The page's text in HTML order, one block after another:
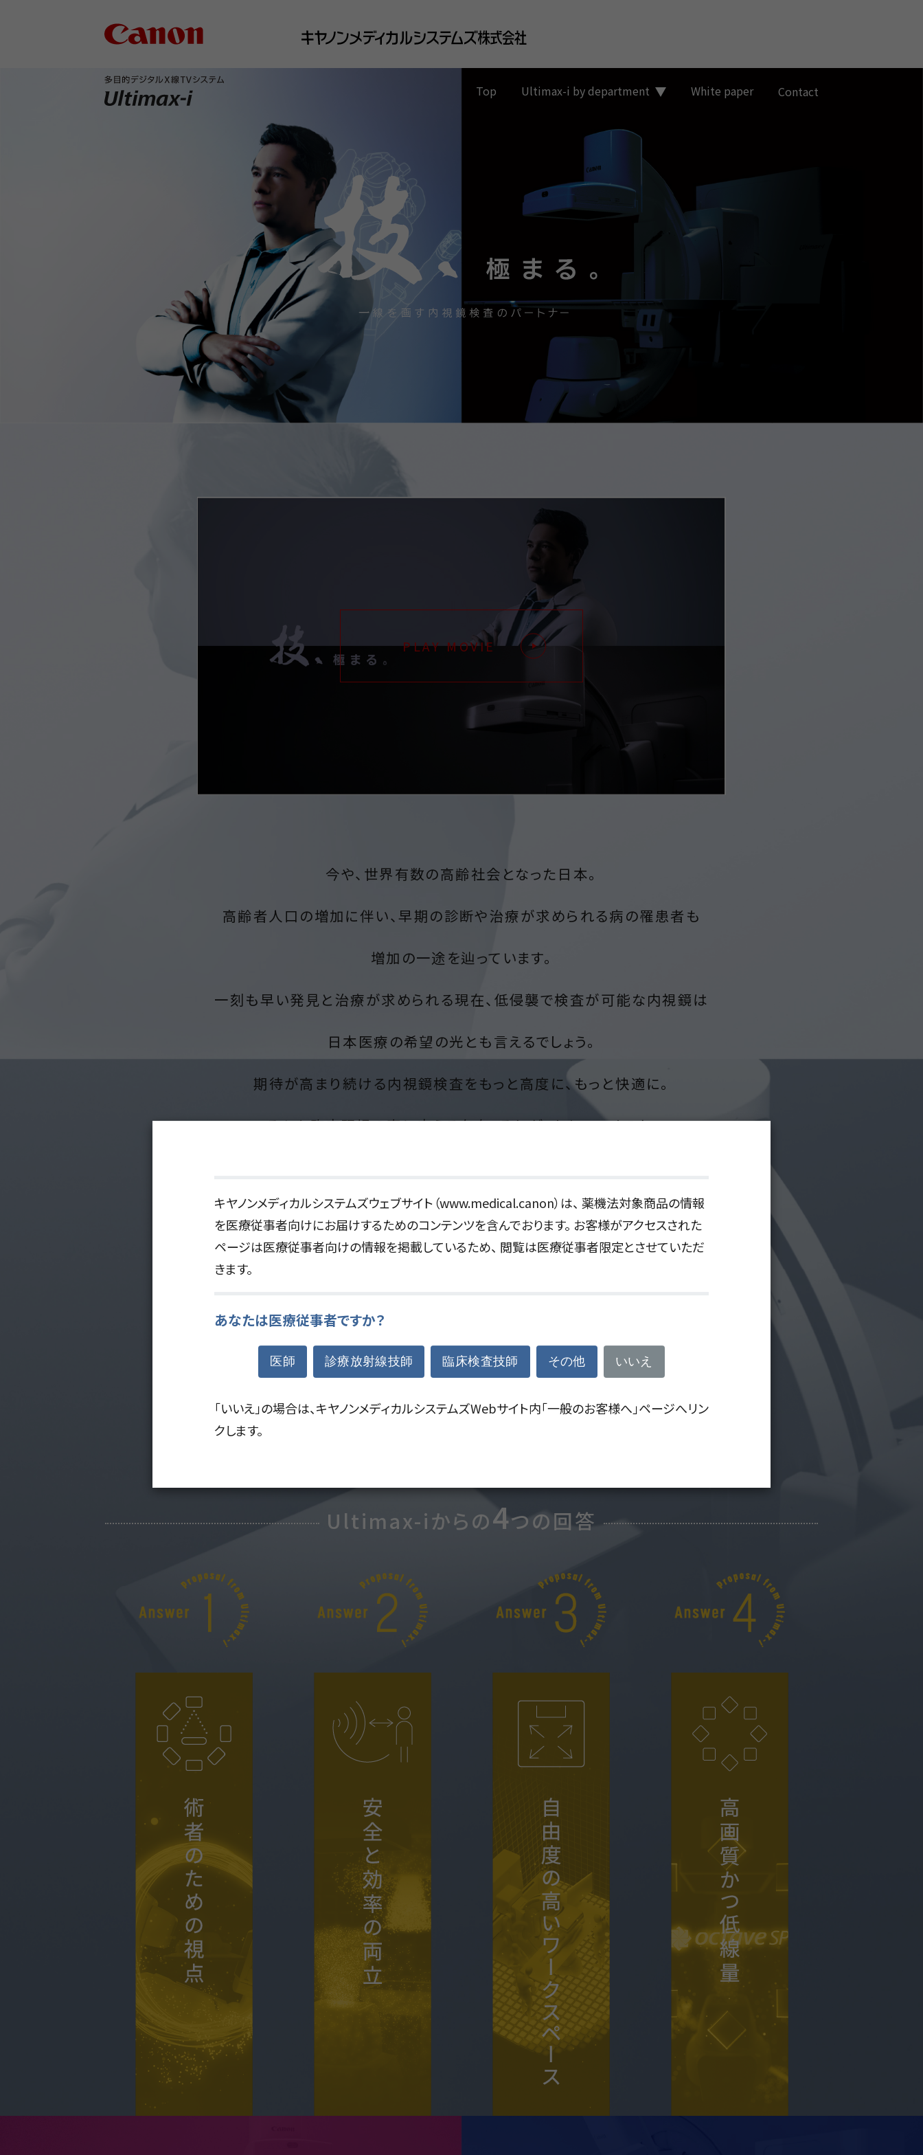
キヤノンメディカルシステムズウェブサイト（www.medical.canon）は、 薬機法対象商品の情報
を医療従事者向けにお届けするためのコンテンツを含んでおります。 お客様がアクセスされた
ページは医療従事者向けの情報を掲載しているため、 閲覧は医療従事者限定とさせていただ
きます。
あなたは医療従事者ですか？
医師 診療放射線技師 臨床検査技師 その他 いいえ
「いいえ」の場合は、キヤノンメディカルシステムズWebサイト内「一般のお客様へ」ページへリン
クします。
Top
Ultimax-i by department
White paper Contact
PLAY MOVIE
今や、世界有数の高齢社会となった日本。
高齢者人口の増加に伴い、早期の診断や治療が求められる病の罹患者も
増加の一途を辿っています。
一刻も早い発見と治療が求められる現在、 低侵襲で検査が可能な内視鏡は
日本医療の希望の光とも言えるでしょう。
期待が高まり続ける内視鏡検査をもっと高度に、もっと快適に。
そんな臨床現場の声に応える存在、それがUltimax-iです。
低線量で術者、被検者ともに安全で効率的な検査を。
高画質化で、
全ては、高みを目指す術者のため。
Ultimax-iが今、一線を画す内視鏡検査に答えを示す。
Ultimax-iからの4つの回答